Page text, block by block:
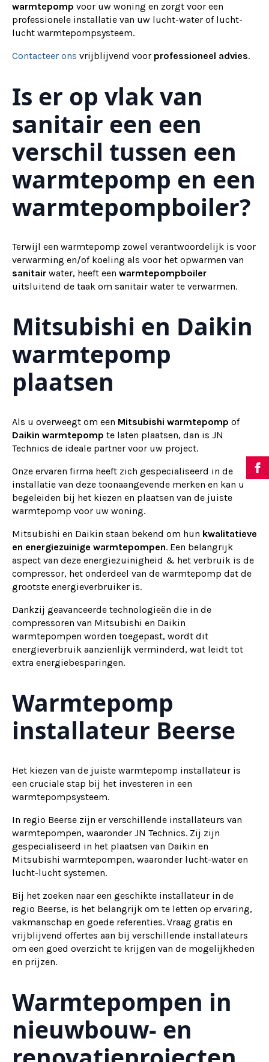
warmtepomp voor uw woning en zorgt voor een
professionele installatie van uw lucht-water of lucht-
lucht warmtepompsysteem.
Contacteer ons vrijblijvend voor professioneel advies.
Is er op vlak van
sanitair een een
verschil tussen een
warmtepomp en een
warmtepompboiler?
Terwijl een warmtepomp zowel verantwoordelijk is voor
verwarming en/of koeling als voor het opwarmen van
sanitair water, heeft een warmtepompboiler
uitsluitend de taak om sanitair water te verwarmen.
Mitsubishi en Daikin
warmtepomp
plaatsen
Als u overweegt om een Mitsubishi warmtepomp of
Daikin warmtepomp te laten plaatsen, dan is JN
Technics de ideale partner voor uw project.
Onze ervaren firma heeft zich gespecialiseerd in de
installatie van deze toonaangevende merken en kan u
begeleiden bij het kiezen en plaatsen van de juiste
warmtepomp voor uw woning.
Mitsubishi en Daikin staan bekend om hun kwalitatieve
en energiezuinige warmtepompen. Een belangrijk
aspect van deze energiezuinigheid & het verbruik is de
compressor, het onderdeel van de warmtepomp dat de
grootste energieverbruiker is.
Dankzij geavanceerde technologieën die in de
compressoren van Mitsubishi en Daikin
warmtepompen worden toegepast, wordt dit
energieverbruik aanzienlijk verminderd, wat leidt tot
extra energiebesparingen.
Warmtepomp
installateur Beerse
Het kiezen van de juiste warmtepomp installateur is
een cruciale stap bij het investeren in een
warmtepompsysteem.
In regio Beerse zijn er verschillende installateurs van
warmtepompen, waaronder JN Technics. Zij zijn
gespecialiseerd in het plaatsen van Daikin en
Mitsubishi warmtepompen, waaronder lucht-water en
lucht-lucht systemen.
Bij het zoeken naar een geschikte installateur in de
regio Beerse, is het belangrijk om te letten op ervaring,
vakmanschap en goede referenties. Vraag gratis en
vrijblijvend offertes aan bij verschillende installateurs
om een goed overzicht te krijgen van de mogelijkheden
en prijzen.
Warmtepompen in
nieuwbouw- en